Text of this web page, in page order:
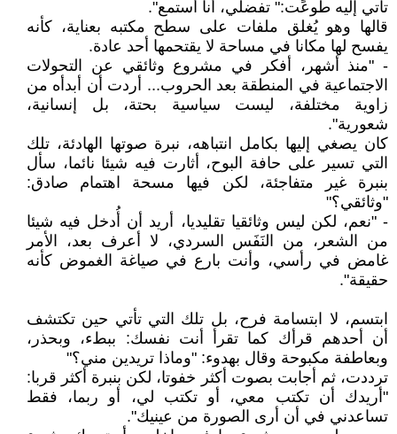
تأتي إليه طوعًت:" تفضلي، أنا أستمع".
قالها وهو يُغلق ملفات على سطح مكتبه بعناية، كأنه
يفسح لها مكانا في مساحة لا يقتحمها أحد عادة.
- "منذ أشهر، أفكر في مشروع وثائقي عن التحولات
الاجتماعية في المنطقة بعد الحروب... أردت أن أبدأه من
زاوية مختلفة، ليست سياسية بحتة، بل إنسانية،
شعورية".
كان يصغي إليها بكامل انتباهه، نبرة صوتها الهادئة، تلك
التي تسير على حافة البوح، أثارت فيه شيئا نائما، سأل
بنبرة غير متفاجئة، لكن فيها مسحة اهتمام صادق:
"وثائقي؟"
- "نعم، لكن ليس وثائقيا تقليديا، أريد أن أُدخل فيه شيئا
من الشعر، من النَفَس السردي، لا أعرف بعد، الأمر
غامض في رأسي، وأنت بارع في صياغة الغموض كأنه
حقيقة".
ابتسم، لا ابتسامة فرح، بل تلك التي تأتي حين تكتشف
أن أحدهم قرأك كما تقرأ أنت نفسك: ببطء، وبحذر،
وبعاطفة مكبوحة وقال بهدوء: "وماذا تريدين مني؟"
ترددت، ثم أجابت بصوت أكثر خفوتا، لكن بنبرة أكثر قربا:
"أريدك أن تكتب معي، أو تكتب لي، أو ربما، فقط
تساعدني في أن أرى الصورة من عينيك".